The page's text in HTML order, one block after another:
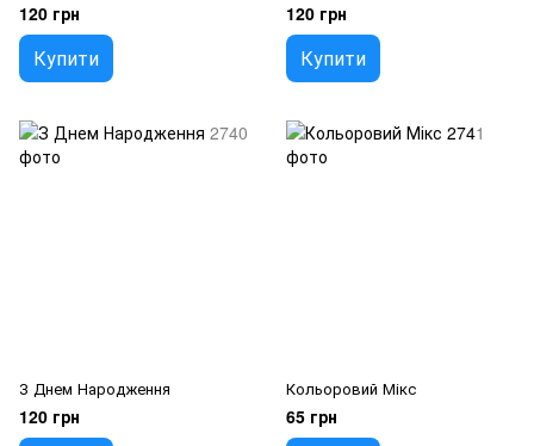
120 грн
Купити
120 грн
Купити
З Днем Народження
120 грн
Кольоровий Мікс
65 грн